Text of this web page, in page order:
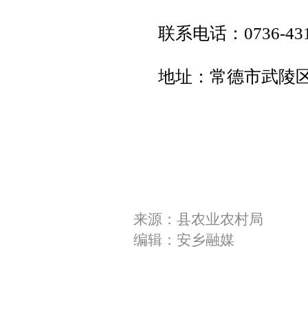
联系电话：0736-
地址：常德市武陵
来源：县农业农村局
编辑：安乡融媒